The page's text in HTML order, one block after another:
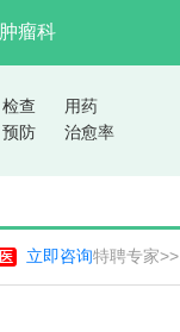
肿瘤科
检查
用药
预防 治愈率
立即咨询特聘专家>>